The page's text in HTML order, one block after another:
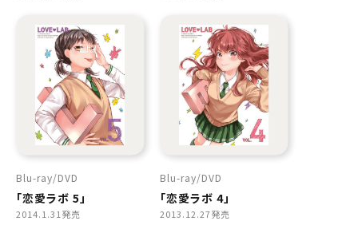
Blu-ray DVD
「恋愛ラボ 5」
2014.1.31発売
Blu-ray DVD
「恋愛ラボ 4」
2013.12.27発売